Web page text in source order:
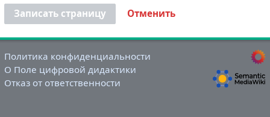
Записать страницу Отменить
Политика конфиденциальности
О Поле цифровой дидактики
Отказ от ответственности